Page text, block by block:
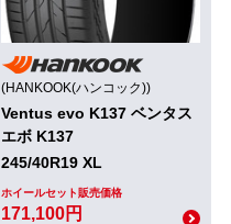
(HANKOOK(ハンコック))
Ventus evo K137 ベンタス
エボ K137
245/40R19 XL
ホイールセット販売価格
171,100円